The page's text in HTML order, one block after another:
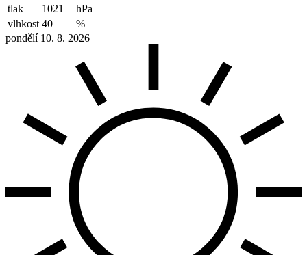
tlak
1021
hPa
vlhkost 40
%
pondělí 10. 8. 2026